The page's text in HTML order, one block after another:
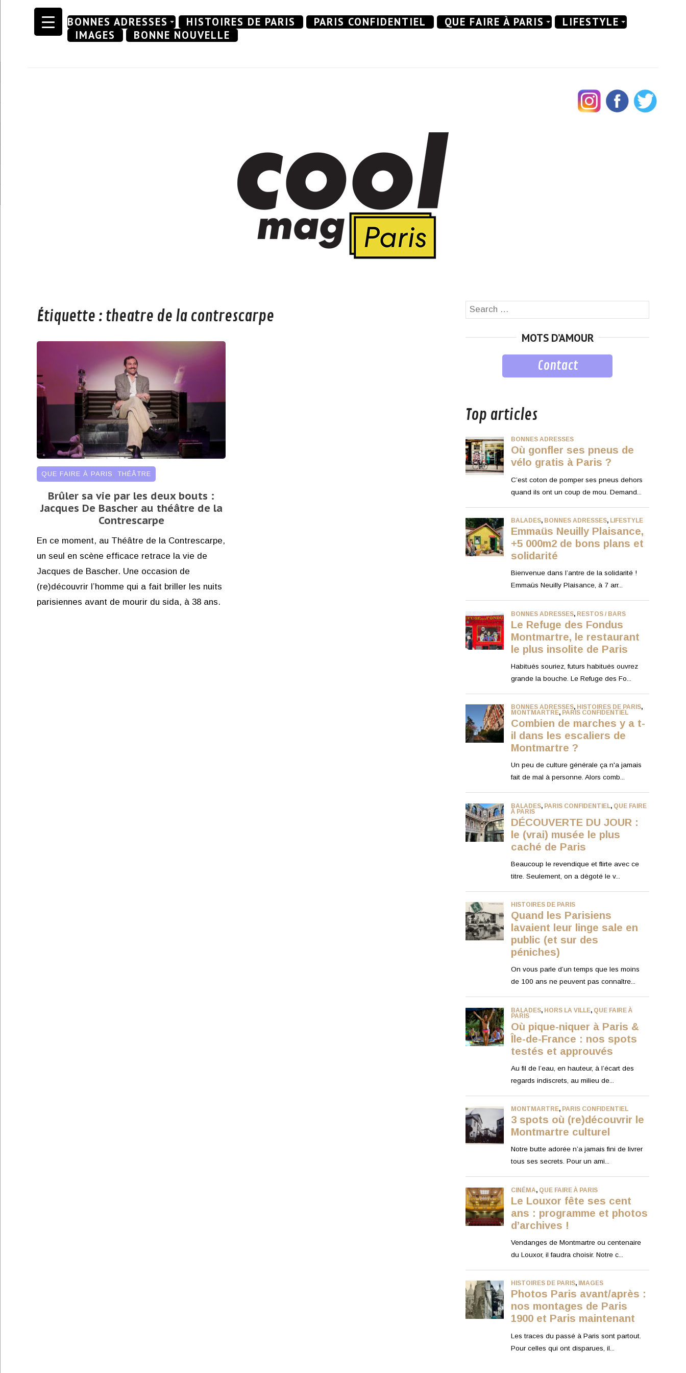
Skip
BONNES ADRESSES HISTOIRES DE PARIS PARIS CONFIDENTIEL QUE FAIRE À PARIS
LIFESTYLE
IMAGES
BONNE NOUVELLE
Étiquette : theatre de la contrescarpe
QUE FAIRE À PARIS THÉÂTRE
Brûler sa vie par les deux bouts :
Jacques De Bascher au théâtre de la
Contrescarpe
En ce moment, au Théâtre de la Contrescarpe,
un seul en scène efficace retrace la vie de
Jacques de Bascher. Une occasion de
(re)découvrir l’homme qui a fait briller les nuits
parisiennes avant de mourir du sida, à 38 ans.
Search
MOTS D’AMOUR
Contact
Top articles